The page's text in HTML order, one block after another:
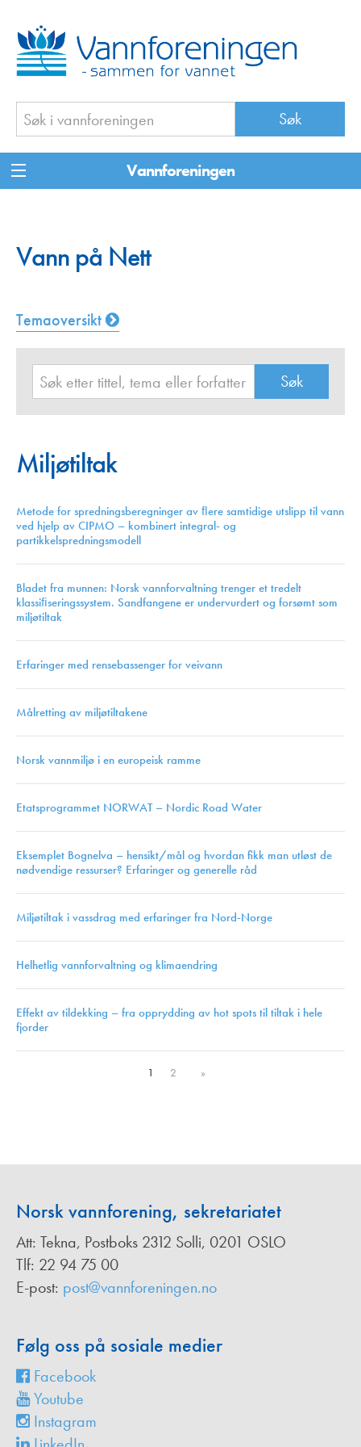
Vannforeningen
Vann på Nett
Temaoversikt
Miljøtiltak
Metode for spredningsberegninger av ﬂere samtidige utslipp til vann
ved hjelp av CIPMO – kombinert integral- og
partikkelspredningsmodell
Bladet fra munnen: Norsk vannforvaltning trenger et tredelt
klassiﬁseringssystem. Sandfangene er undervurdert og forsømt som
miljøtiltak
Erfaringer med rensebassenger for veivann
Målretting av miljøtiltakene
Norsk vannmiljø i en europeisk ramme
Etatsprogrammet NORWAT – Nordic Road Water
Eksemplet Bognelva – hensikt/mål og hvordan fikk man utløst de
nødvendige ressurser? Erfaringer og generelle råd
Miljøtiltak i vassdrag med erfaringer fra Nord-Norge
Helhetlig vannforvaltning og klimaendring
Effekt av tildekking – fra opprydding av hot spots til tiltak i hele
fjorder
1 2 »
Norsk vannforening, sekretariatet
Att: Tekna, Postboks 2312 Solli, 0201 OSLO
Tlf: 22 94 75 00
E-post: post@vannforeningen.no
Følg oss på sosiale medier
Facebook
Youtube
Instagram